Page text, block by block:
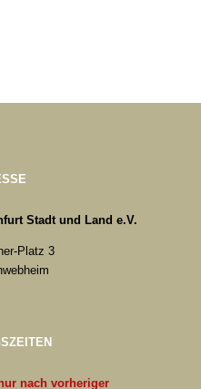
Stadt und Land e.V.
Platz 3
nach vorheriger